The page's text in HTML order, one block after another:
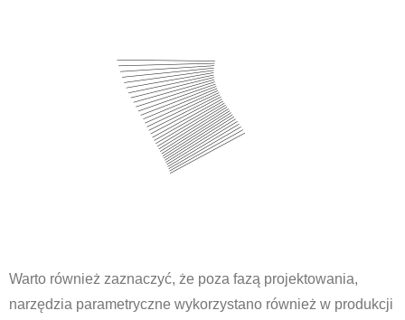
Warto również zaznaczyć, że poza fazą projektowania,
narzędzia parametryczne wykorzystano również w produkcji